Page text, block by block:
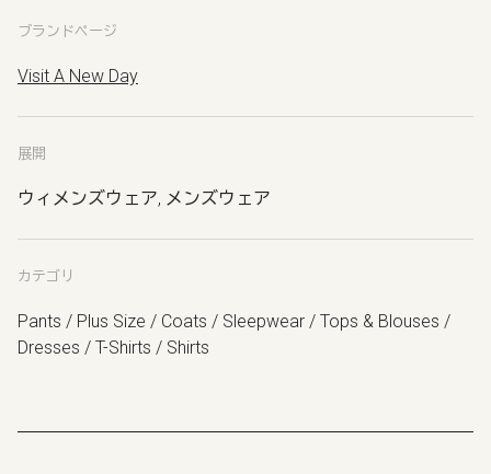
ブランドページ
Visit A New Day
展開
ウィメンズウェア, メンズウェア
カテゴリ
Pants / Plus Size / Coats / Sleepwear / Tops & Blouses /
Dresses / T-Shirts / Shirts